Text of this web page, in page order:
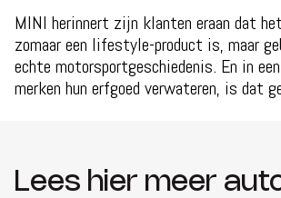
MINI herinnert zijn klanten eraan dat
zomaar een lifestyle-product is, maar
echte motorsportgeschiedenis. En in
merken hun erfgoed verwateren, is dat
Lees hier meer